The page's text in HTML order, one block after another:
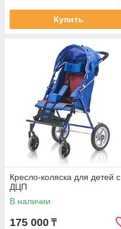
Купить
Кресло-коляска для детей с
ДЦП
В наличии
175 000 ₸